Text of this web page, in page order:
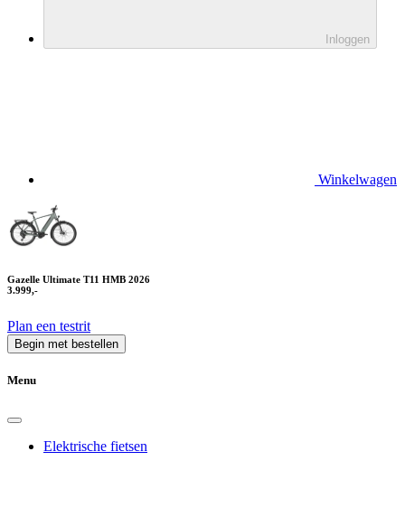
Inloggen
Winkelwagen
Gazelle Ultimate T11 HMB 2026
3.999,-
Plan een testrit
Begin met bestellen
Menu
Elektrische fietsen